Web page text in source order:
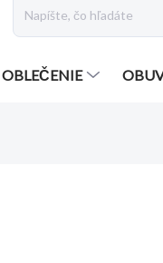
OBLEČENIE